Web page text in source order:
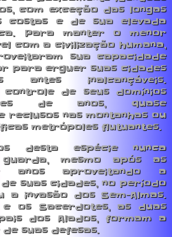
com exceção das longas
costas e de sua elevada
Para manter o menor
com a civilização humana,
sua capacidade
para erguer suas cidades
antes inalcançáveis.
controle de seus domínios
de anos, quase
reclusos nas montanhas ou
metrópoles flutuantes.
desta espécie nunca
mesmo após as
anos aproveitando a
suas cidades, no período
a invasão dos Sem-Almas.
os Sacerdotes, as duas
dos Alados, formam a
suas defesas.